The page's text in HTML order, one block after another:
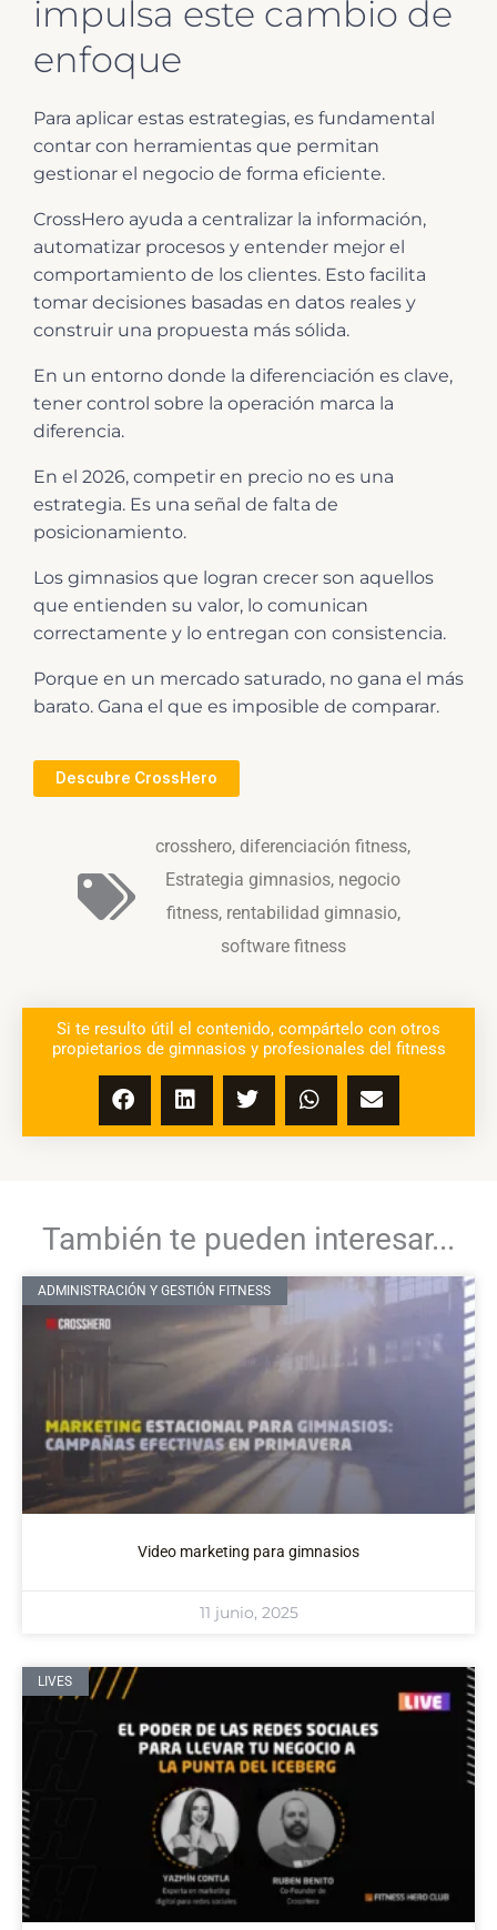
impulsa este cambio de
enfoque
Para aplicar estas estrategias, es fundamental
contar con herramientas que permitan
gestionar el negocio de forma eficiente.
CrossHero ayuda a centralizar la información,
automatizar procesos y entender mejor el
comportamiento de los clientes. Esto facilita
tomar decisiones basadas en datos reales y
construir una propuesta más sólida.
En un entorno donde la diferenciación es clave,
tener control sobre la operación marca la
diferencia.
En el 2026, competir en precio no es una
estrategia. Es una señal de falta de
posicionamiento.
Los gimnasios que logran crecer son aquellos
que entienden su valor, lo comunican
correctamente y lo entregan con consistencia.
Porque en un mercado saturado, no gana el más
barato. Gana el que es imposible de comparar.
Descubre CrossHero
crosshero, diferenciación fitness,
Estrategia gimnasios, negocio
fitness, rentabilidad gimnasio,
software fitness
Si te resulto útil el contenido, compártelo con otros
propietarios de gimnasios y profesionales del fitness
También te pueden interesar...
ADMINISTRACIÓN Y GESTIÓN FITNESS
Video marketing para gimnasios
11 junio, 2025
LIVES